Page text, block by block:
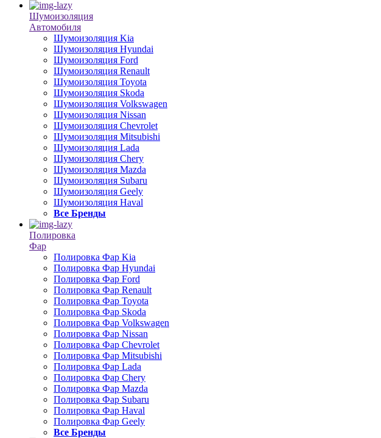
Шумоизоляция
Автомобиля
Шумоизоляция Kia
Шумоизоляция Hyundai
Шумоизоляция Ford
Шумоизоляция Renault
Шумоизоляция Toyota
Шумоизоляция Skoda
Шумоизоляция Volkswagen
Шумоизоляция Nissan
Шумоизоляция Chevrolet
Шумоизоляция Mitsubishi
Шумоизоляция Lada
Шумоизоляция Chery
Шумоизоляция Mazda
Шумоизоляция Subaru
Шумоизоляция Geely
Шумоизоляция Haval
Все Бренды
Полировка
Фар
Полировка Фар Kia
Полировка Фар Hyundai
Полировка Фар Ford
Полировка Фар Renault
Полировка Фар Toyota
Полировка Фар Skoda
Полировка Фар Volkswagen
Полировка Фар Nissan
Полировка Фар Chevrolet
Полировка Фар Mitsubishi
Полировка Фар Lada
Полировка Фар Chery
Полировка Фар Mazda
Полировка Фар Subaru
Полировка Фар Haval
Полировка Фар Geely
Все Бренды